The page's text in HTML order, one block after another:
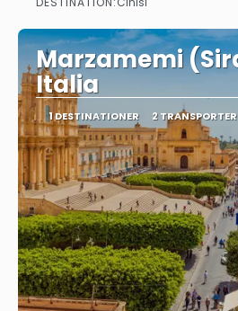
Marzamemi
Italia
1 DESTINATIONER 2 TRANSPORTER